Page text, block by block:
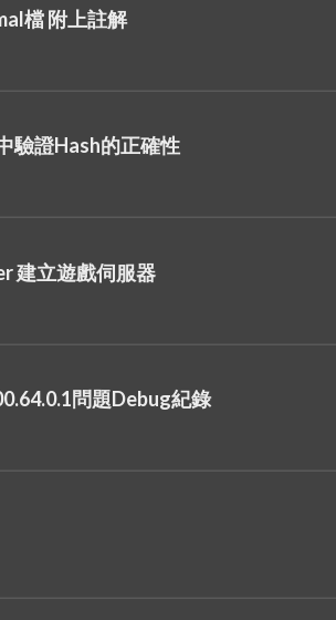
檔 附上註解
驗證Hash的正確性
建立遊戲伺服器
問題Debug紀錄